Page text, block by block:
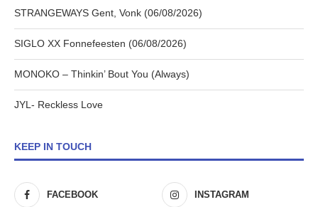
STRANGEWAYS Gent, Vonk (06/08/2026)
SIGLO XX Fonnefeesten (06/08/2026)
MONOKO – Thinkin’ Bout You (Always)
JYL- Reckless Love
KEEP IN TOUCH
FACEBOOK INSTAGRAM